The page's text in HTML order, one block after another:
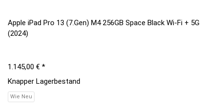
Apple iPad Pro 13 (7.Gen) M4 256GB Space Black Wi-Fi + 5G
(2024)
1.145,00 € *
Knapper Lagerbestand
Wie Neu